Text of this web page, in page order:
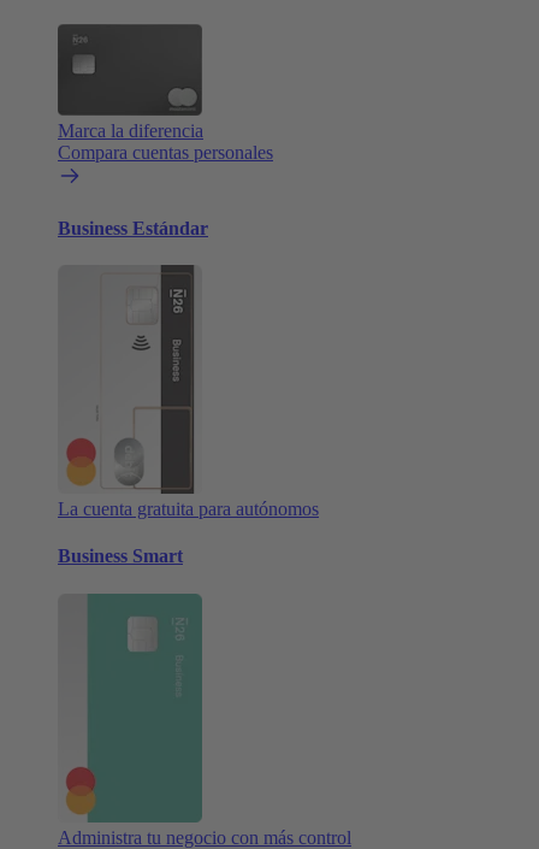
Marca la diferencia
Compara cuentas personales
Business Estándar
La cuenta gratuita para autónomos
Business Smart
Administra tu negocio con más control